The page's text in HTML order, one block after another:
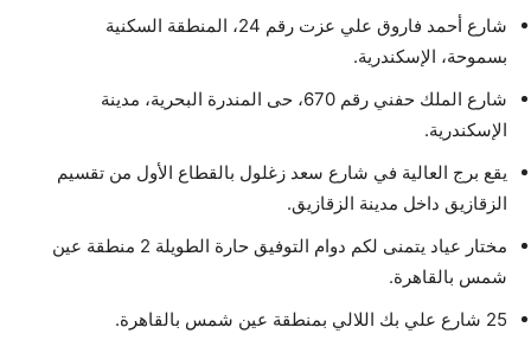
شارع أحمد فاروق علي عزت رقم 24، المنطقة السكنية
بسموحة، الإسكندرية.
شارع الملك حفني رقم 670، حى المندرة البحرية، مدينة
الإسكندرية.
يقع برج العالية في شارع سعد زغلول بالقطاع الأول من تقسيم
الزقازيق داخل مدينة الزقازيق.
مختار عياد يتمنى لكم دوام التوفيق حارة الطويلة 2 منطقة عين
شمس بالقاهرة.
25 شارع علي بك اللالي بمنطقة عين شمس بالقاهرة.